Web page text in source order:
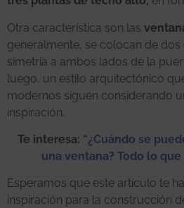
Otra característica son las
generalmente, se colocan de
simetría a ambos lados de la
luego, un estilo arquitectónico
modernos siguen considerando
inspiración.
Te interesa: “¿Cuándo se
una ventana? Todo lo
Esperamos que este artículo te
inspiración para la construcción